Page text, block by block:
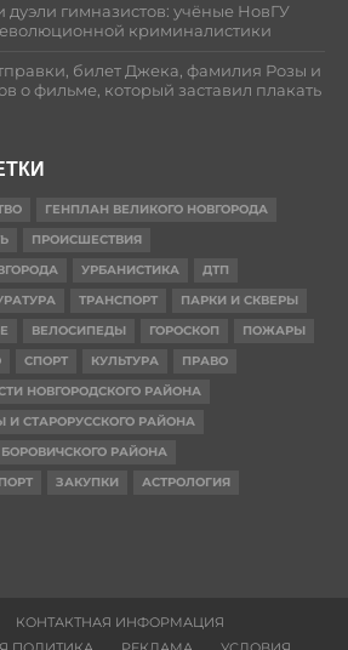
гимназистов: учёные НовГУ
криминалистики
билет Джека, фамилия Розы и
о фильме, который заставил плакать
ГЕНПЛАН ВЕЛИКОГО НОВГОРОДА
ПРОИСШЕСТВИЯ
УРБАНИСТИКА
ДТП
ТРАНСПОРТ
ПАРКИ И СКВЕРЫ
ВЕЛОСИПЕДЫ ГОРОСКОП
ПОЖАРЫ
СПОРТ КУЛЬТУРА
ПРАВО
НОВГОРОДСКОГО РАЙОНА
И СТАРОРУССКОГО РАЙОНА
РАЙОНА
ЗАКУПКИ
АСТРОЛОГИЯ
КОНТАКТНАЯ ИНФОРМАЦИЯ